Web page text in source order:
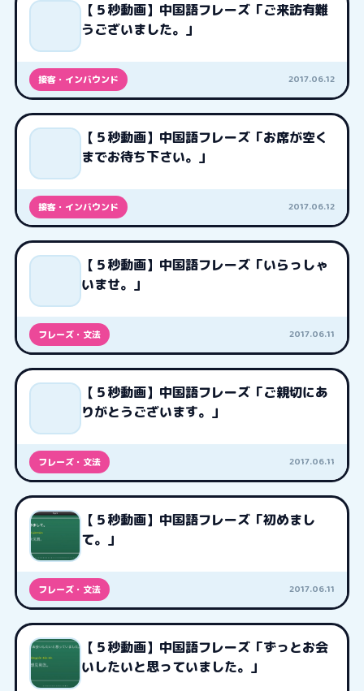
【５秒動画】中国語フレーズ「ご来訪有難
うございました。」
接客・インバウンド 2017.06.12
【５秒動画】中国語フレーズ「お席が空く
までお待ち下さい。」
接客・インバウンド 2017.06.12
【５秒動画】中国語フレーズ「いらっしゃ
いませ。」
フレーズ・文法 2017.06.11
【５秒動画】中国語フレーズ「ご親切にあ
りがとうございます。」
フレーズ・文法 2017.06.11
【５秒動画】中国語フレーズ「初めまし
て。」
フレーズ・文法 2017.06.11
【５秒動画】中国語フレーズ「ずっとお会
いしたいと思っていました。」